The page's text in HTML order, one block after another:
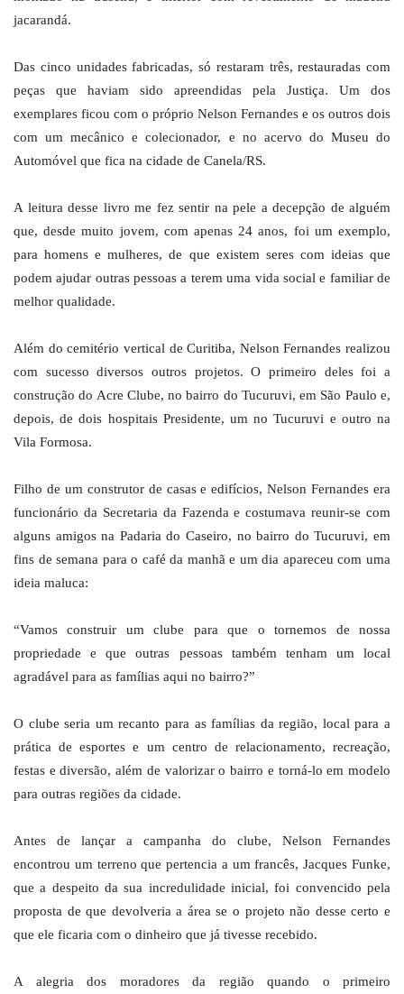
jacarandá.
Das cinco unidades fabricadas, só restaram três, restauradas com
peças que haviam sido apreendidas pela Justiça. Um dos
exemplares ficou com o próprio Nelson Fernandes e os outros dois
com um mecânico e colecionador, e no acervo do Museu do
Automóvel que fica na cidade de Canela/RS.
A leitura desse livro me fez sentir na pele a decepção de alguém
que, desde muito jovem, com apenas 24 anos, foi um exemplo,
para homens e mulheres, de que existem seres com ideias que
podem ajudar outras pessoas a terem uma vida social e familiar de
melhor qualidade.
Além do cemitério vertical de Curitiba, Nelson Fernandes realizou
com sucesso diversos outros projetos. O primeiro deles foi a
construção do Acre Clube, no bairro do Tucuruvi, em São Paulo e,
depois, de dois hospitais Presidente, um no Tucuruvi e outro na
Vila Formosa.
Filho de um construtor de casas e edifícios, Nelson Fernandes era
funcionário da Secretaria da Fazenda e costumava reunir-se com
alguns amigos na Padaria do Caseiro, no bairro do Tucuruvi, em
fins de semana para o café da manhã e um dia apareceu com uma
ideia maluca:
“Vamos construir um clube para que o tornemos de nossa
propriedade e que outras pessoas também tenham um local
agradável para as famílias aqui no bairro?”
O clube seria um recanto para as famílias da região, local para a
prática de esportes e um centro de relacionamento, recreação,
festas e diversão, além de valorizar o bairro e torná-lo em modelo
para outras regiões da cidade.
Antes de lançar a campanha do clube, Nelson Fernandes
encontrou um terreno que pertencia a um francês, Jacques Funke,
que a despeito da sua incredulidade inicial, foi convencido pela
proposta de que devolveria a área se o projeto não desse certo e
que ele ficaria com o dinheiro que já tivesse recebido.
A alegria dos moradores da região quando o primeiro